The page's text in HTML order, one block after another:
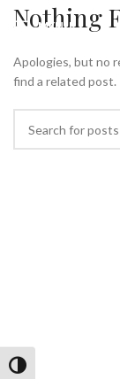
Alternar alto
MENU
Nothing
Apologies, but no
find a related post.